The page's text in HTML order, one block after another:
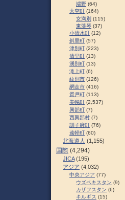
端野 (64)
大空町 (164)
女満別 (115)
東藻琴 (37)
小清水町 (12)
斜里町 (57)
津別町 (223)
清里町 (13)
湧別町 (13)
滝上町 (6)
紋別市 (126)
網走市 (416)
置戸町 (113)
美幌町 (2,537)
興部町 (7)
西興部村 (7)
訓子府町 (76)
遠軽町 (60)
北海道人 (1,155)
国際 (4,294)
JICA(195)
アジア (4,032)
中央アジア (77)
ウズベキスタン (9)
カザフスタン (6)
キルギス (15)